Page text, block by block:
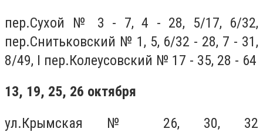
пер.Сухой № 3 - 7, 4 - 28, 5/17, 6/32,
пер.Снитьковский № 1, 5, 6/32 - 28, 7 - 31,
8/49, I пер.Колеусовский № 17 - 35, 28 - 64
13, 19, 25, 26 октября
ул.Крымская № 26, 30, 32